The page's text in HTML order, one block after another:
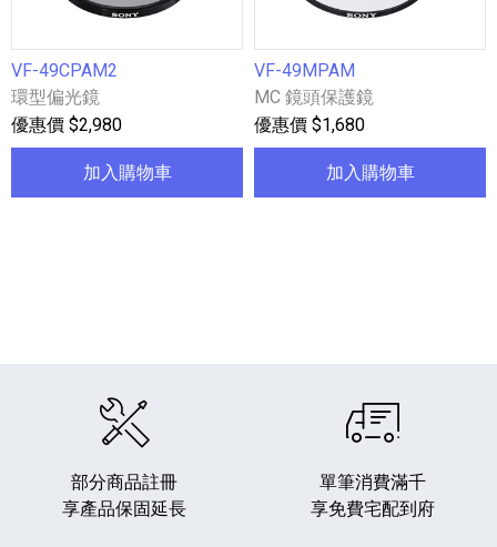
VF-49CPAM2
環型偏光鏡
優惠價 $2,980
加入購物車
VF-49MPAM
MC 鏡頭保護鏡
優惠價 $1,680
加入購物車
部分商品註冊
享產品保固延長
單筆消費滿千
享免費宅配到府